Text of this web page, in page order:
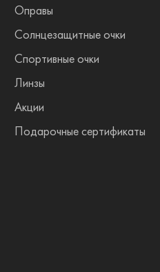
Оправы
Солнцезащитные очки
Спортивные очки
Линзы
Акции
Подарочные сертификаты